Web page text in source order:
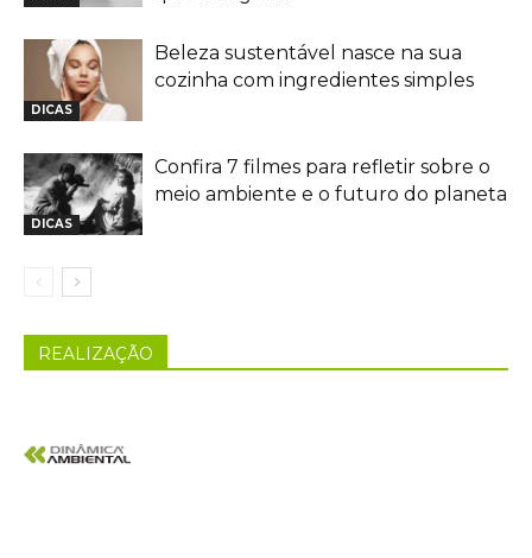
DICAS
Beleza sustentável nasce na sua
cozinha com ingredientes simples
DICAS
Confira 7 filmes para refletir sobre o
meio ambiente e o futuro do planeta
REALIZAÇÃO